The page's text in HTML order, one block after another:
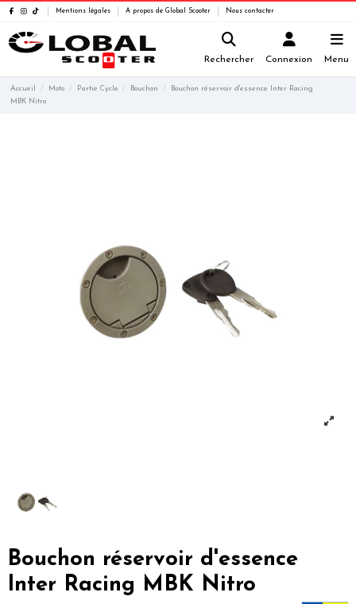
Mentions légales A propos de Global Scooter Nous contacter
Rechercher Connexion Menu
Accueil Moto Partie Cycle Bouchon
Bouchon réservoir d'essence Inter Racing
MBK Nitro
Bouchon réservoir d'essence
Inter Racing MBK Nitro